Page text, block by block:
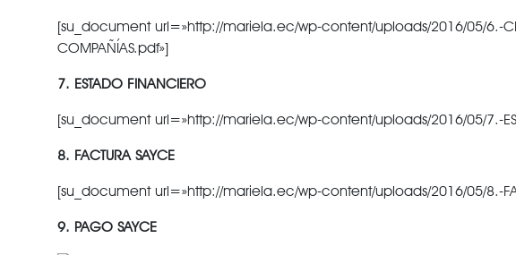
[su_document url=»http://mariela.ec/wp-content/uploads/2016/05/6.-
COMPAÑÍAS.pdf»]
7. ESTADO FINANCIERO
[su_document url=»http://mariela.ec/wp-content/uploads/2016/05/7.-
8. FACTURA SAYCE
[su_document url=»http://mariela.ec/wp-content/uploads/2016/05/8.-
9. PAGO SAYCE